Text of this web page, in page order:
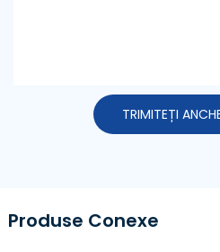
TRIMITEȚI
Produse Conexe